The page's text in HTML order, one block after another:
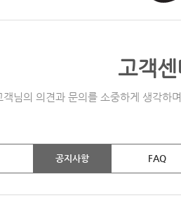
고객센
객님의 의견과 문의를 소중하게 생각하
공지사항 FAQ